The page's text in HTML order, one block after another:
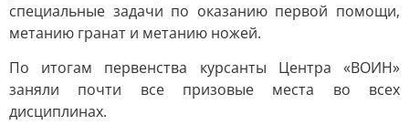
специальные задачи по оказанию первой помощи,
метанию гранат и метанию ножей.
По итогам первенства курсанты Центра «ВОИН»
заняли почти все призовые места во всех
дисциплинах.